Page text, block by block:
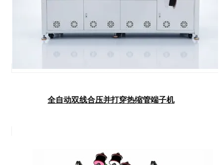
全自动双线合压并打穿热缩管端子机